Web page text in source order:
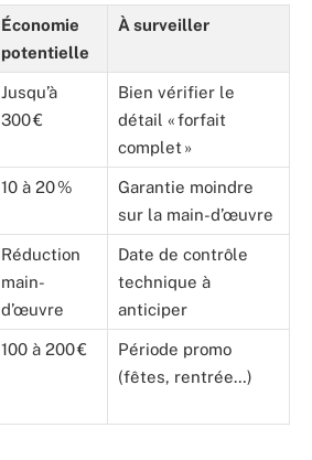
Économie
potentielle
À surveiller
Jusqu’à
300 €
Bien vérifier le
détail « forfait
complet »
10 à 20 %
Garantie moindre
sur la main-d’œuvre
Réduction
main-
d’œuvre
Date de contrôle
technique à
anticiper
100 à 200 €
Période promo
(fêtes, rentrée…)